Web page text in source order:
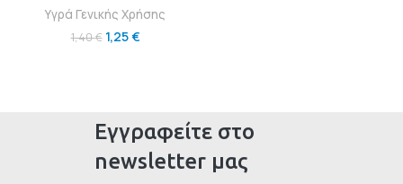
Υγρά Γενικής Χρήσης
1,40€ 1,25€
Εγγραφείτε στο
newsletter μας